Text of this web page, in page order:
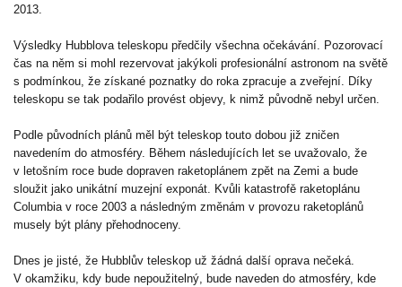
2013.
Výsledky Hubblova teleskopu předčily všechna očekávání. Pozorovací
čas na něm si mohl rezervovat jakýkoli profesionální astronom na světě
s podmínkou, že získané poznatky do roka zpracuje a zveřejní. Díky
teleskopu se tak podařilo provést objevy, k nimž původně nebyl určen.
Podle původních plánů měl být teleskop touto dobou již zničen
navedením do atmosféry. Během následujících let se uvažovalo, že
v letošním roce bude dopraven raketoplánem zpět na Zemi a bude
sloužit jako unikátní muzejní exponát. Kvůli katastrofě raketoplánu
Columbia v roce 2003 a následným změnám v provozu raketoplánů
musely být plány přehodnoceny.
Dnes je jisté, že Hubblův teleskop už žádná další oprava nečeká.
V okamžiku, kdy bude nepoužitelný, bude naveden do atmosféry, kde